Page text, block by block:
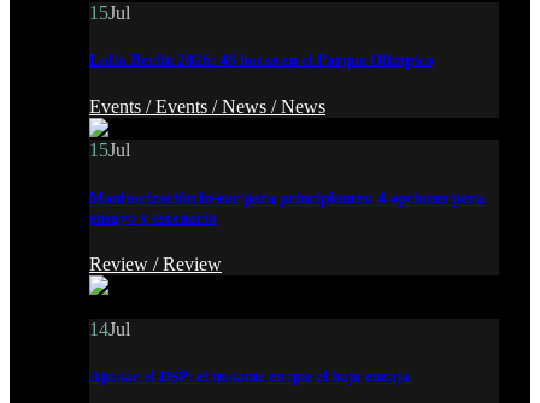
15Jul
Lolla Berlin 2026: 48 horas en el Parque Olímpico
Events /Events /News /News
15Jul
Monitorización in-ear para principiantes: 4 opciones para
ensayo y escenario
Review /Review
14Jul
Ajustar el DSP: el instante en que el bajo encaja